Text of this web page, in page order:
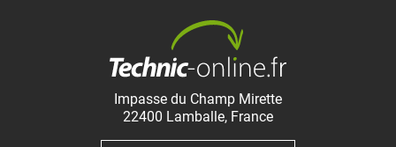
Impasse du Champ Mirette
22400 Lamballe, France